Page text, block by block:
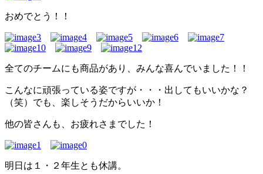
おめでとう！！
全てのチームにも商品があり、みんな喜んでいました！！
こんなに頑張っている姿ですが・・・出してもいいかな？
（笑）でも、楽しそうだからいいか！
他の皆さんも、お疲れさまでした！
明日は１・２年生とも休講。